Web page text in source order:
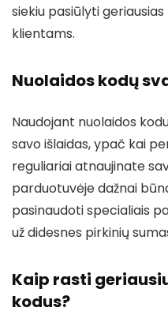
siekiu pasiūlyti
klientams.
Nuolaidos kodų
Naudojant nuolaidos
savo išlaidas, ypač kai
reguliariai atnaujinate
parduotuvėje dažnai
pasinaudoti specialiais
už didesnes pirkinių
Kaip rasti
kodus?